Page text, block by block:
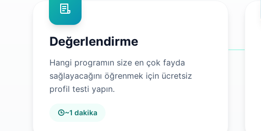
Değerlendirme
Hangi programın size en çok fayda
sağlayacağını öğrenmek için ücretsiz
profil testi yapın.
~1 dakika